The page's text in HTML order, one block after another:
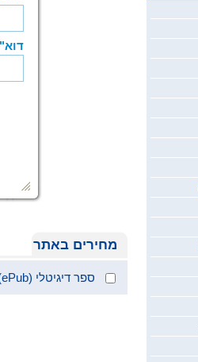
מחירים באתר
ספר דיגיטלי (ePub)